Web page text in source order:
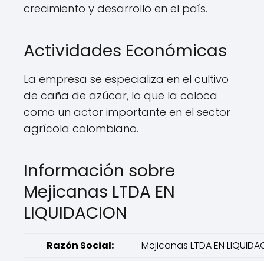
crecimiento y desarrollo en el país.
Actividades Económicas
La empresa se especializa en el cultivo
de caña de azúcar, lo que la coloca
como un actor importante en el sector
agrícola colombiano.
Información sobre
Mejicanas LTDA EN
LIQUIDACION
Razón Social:
Mejicanas LTDA EN